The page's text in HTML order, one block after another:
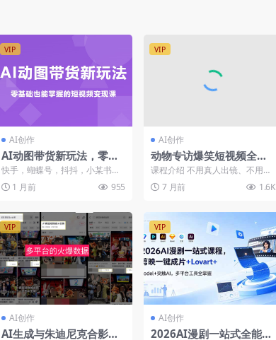
VIP
AI创作
AI动图带货新玩法，零基
础也能掌握的短视频变现
课
快手，蝴蝶号，抖抖，小某书，
新风口，零基础课程1.女装图文
视频2.男装图文视频3...
1 月前 955
VIP
AI创作
动物专访爆笑短视频全攻
略：AI搞钱新玩法，新手
也能轻松涨粉变现
课程介绍 不用真人出镜、不用复
杂拍摄，靠AI解锁动物采访爆款
玩法！专治没创意、涨...
7 月前 1.6K
VIP
AI创作
AI生成与朱迪尼克合影照
VIP
AI创作
2026AI漫剧一站式全能